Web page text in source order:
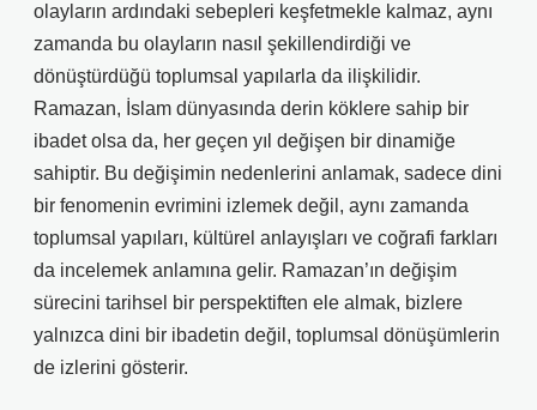
olayların ardındaki sebepleri keşfetmekle kalmaz, aynı
zamanda bu olayların nasıl şekillendirdiği ve
dönüştürdüğü toplumsal yapılarla da ilişkilidir.
Ramazan, İslam dünyasında derin köklere sahip bir
ibadet olsa da, her geçen yıl değişen bir dinamiğe
sahiptir. Bu değişimin nedenlerini anlamak, sadece dini
bir fenomenin evrimini izlemek değil, aynı zamanda
toplumsal yapıları, kültürel anlayışları ve coğrafi farkları
da incelemek anlamına gelir. Ramazan’ın değişim
sürecini tarihsel bir perspektiften ele almak, bizlere
yalnızca dini bir ibadetin değil, toplumsal dönüşümlerin
de izlerini gösterir.